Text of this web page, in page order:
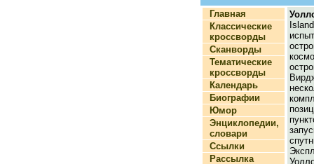
Главная
Классические
кроссворды
Сканворды
Тематические
кроссворды
Календарь
Биографии
Юмор
Энциклопедии,
словари
Ссылки
Рассылка